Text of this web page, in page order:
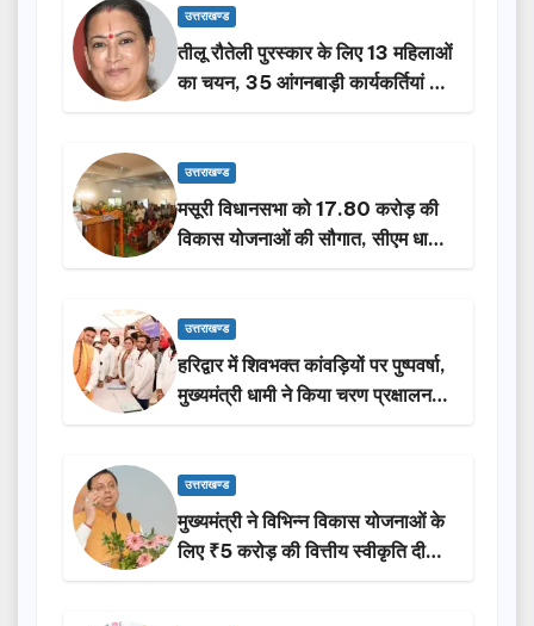
उत्तराखण्ड
तीलू रौतेली पुरस्कार के लिए 13 महिलाओं
का चयन, 35 आंगनबाड़ी कार्यकर्तियां भी
होंगी सम्मानित…
उत्तराखण्ड
मसूरी विधानसभा को 17.80 करोड़ की
विकास योजनाओं की सौगात, सीएम धामी
ने किया लोकार्पण-शिलान्यास.
उत्तराखण्ड
हरिद्वार में शिवभक्त कांवड़ियों पर पुष्पवर्षा,
मुख्यमंत्री धामी ने किया चरण प्रक्षालन…
उत्तराखण्ड
मुख्यमंत्री ने विभिन्न विकास योजनाओं के
लिए ₹5 करोड़ की वित्तीय स्वीकृति दी…